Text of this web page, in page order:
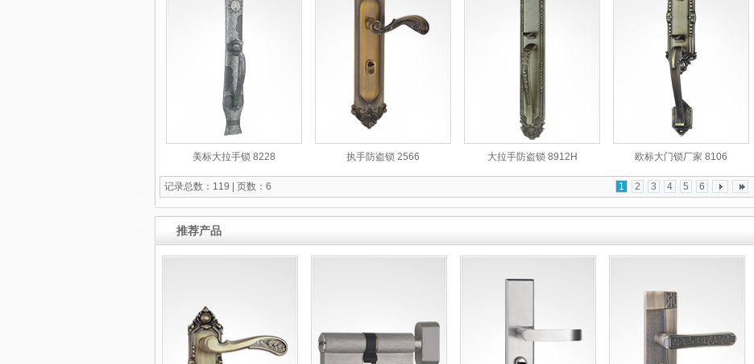
美标大拉手锁 8228 执手防盗锁 2566 大拉手防盗锁 8912H 欧标大门锁厂家 8106
记录总数：119 | 页数：6 1 2 3 4 5 6
推荐产品